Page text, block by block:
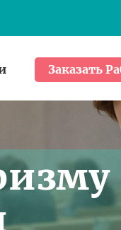
Заказать